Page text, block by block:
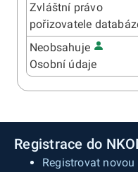
Zvláštní právo
pořizovatele
Neobsahuje
Osobní údaje
Registrace do
Registrovat